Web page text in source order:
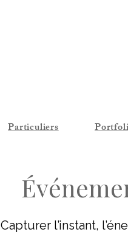
Particuliers
Capturer l’instant,